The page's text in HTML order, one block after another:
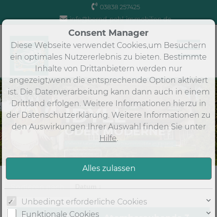
IDYLL
ODER MODERNE?
03838 257425
info@bernd-pohl-immobilien.de
Sortieren nach
Consent Manager
Diese Webseite verwendet Cookies,um Besuchern
ein optimales Nutzererlebnis zu bieten. Bestimmte
Inhalte von Drittanbietern werden nur
angezeigt,wenn die entsprechende Option aktiviert
ist. Die Datenverarbeitung kann dann auch in einem
Drittland erfolgen. Weitere Informationen hierzu in
der Datenschutzerklärung. Weitere Informationen zu
den Auswirkungen Ihrer Auswahl finden Sie unter
Hilfe.
Unbedingt erforderliche Cookies
Funktionale Cookies